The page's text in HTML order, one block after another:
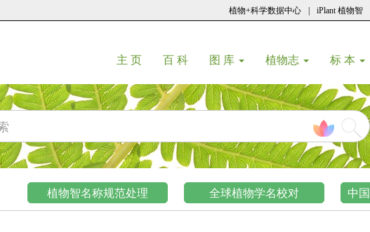
植物+科学数据中心 iPlant 植物智
主 页(current)
百 科(current)
图 库 植物志 标 本